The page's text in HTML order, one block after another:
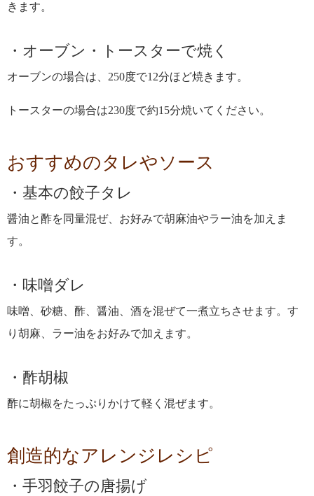
きます。
オーブン・トースターで焼く
オーブンの場合は、250度で12分ほど焼きます。
トースターの場合は230度で約15分焼いてください。
おすすめのタレやソース
基本の餃子タレ
醤油と酢を同量混ぜ、お好みで胡麻油やラー油を加えま
す。
味噌ダレ
味噌、砂糖、酢、醤油、酒を混ぜて一煮立ちさせます。す
り胡麻、ラー油をお好みで加えます。
酢胡椒
酢に胡椒をたっぷりかけて軽く混ぜます。
創造的なアレンジレシピ
手羽餃子の唐揚げ